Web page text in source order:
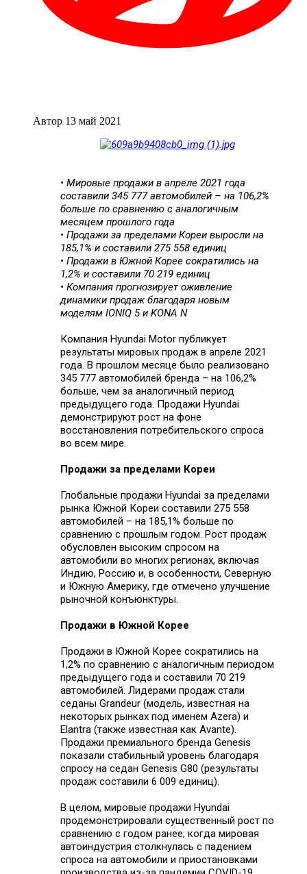
Автор 13 май 2021
• Мировые продажи в апреле 2021 года
составили 345 777 автомобилей – на 106,2%
больше по сравнению с аналогичным
месяцем прошлого года
• Продажи за пределами Кореи выросли на
185,1% и составили 275 558 единиц
• Продажи в Южной Корее сократились на
1,2% и составили 70 219 единиц
• Компания прогнозирует оживление
динамики продаж благодаря новым
моделям IONIQ 5 и KONA N
Компания Hyundai Motor публикует
результаты мировых продаж в апреле 2021
года. В прошлом месяце было реализовано
345 777 автомобилей бренда – на 106,2%
больше, чем за аналогичный период
предыдущего года. Продажи Hyundai
демонстрируют рост на фоне
восстановления потребительского спроса
во всем мире.
Продажи за пределами Кореи
Глобальные продажи Hyundai за пределами
рынка Южной Кореи составили 275 558
автомобилей – на 185,1% больше по
сравнению с прошлым годом. Рост продаж
обусловлен высоким спросом на
автомобили во многих регионах, включая
Индию, Россию и, в особенности, Северную
и Южную Америку, где отмечено улучшение
рыночной конъюнктуры.
Продажи в Южной Корее
Продажи в Южной Корее сократились на
1,2% по сравнению с аналогичным периодом
предыдущего года и составили 70 219
автомобилей. Лидерами продаж стали
седаны Grandeur (модель, известная на
некоторых рынках под именем Azera) и
Elantra (также известная как Avante).
Продажи премиального бренда Genesis
показали стабильный уровень благодаря
спросу на седан Genesis G80 (результаты
продаж составили 6 009 единиц).
В целом, мировые продажи Hyundai
продемонстрировали существенный рост по
сравнению с годом ранее, когда мировая
автоиндустрия столкнулась с падением
спроса на автомобили и приостановками